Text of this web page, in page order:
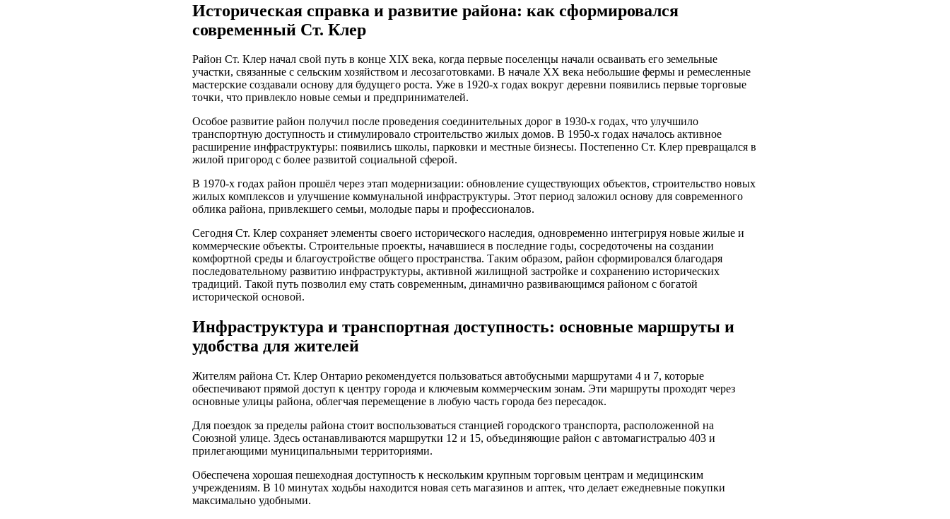
Историческая справка и развитие района: как сформировался
современный Ст. Клер
Район Ст. Клер начал свой путь в конце XIX века, когда первые поселенцы начали осваивать его земельные
участки, связанные с сельским хозяйством и лесозаготовками. В начале XX века небольшие фермы и ремесленные
мастерские создавали основу для будущего роста. Уже в 1920-х годах вокруг деревни появились первые торговые
точки, что привлекло новые семьи и предпринимателей.
Особое развитие район получил после проведения соединительных дорог в 1930-х годах, что улучшило
транспортную доступность и стимулировало строительство жилых домов. В 1950-х годах началось активное
расширение инфраструктуры: появились школы, парковки и местные бизнесы. Постепенно Ст. Клер превращался в
жилой пригород с более развитой социальной сферой.
В 1970-х годах район прошёл через этап модернизации: обновление существующих объектов, строительство новых
жилых комплексов и улучшение коммунальной инфраструктуры. Этот период заложил основу для современного
облика района, привлекшего семьи, молодые пары и профессионалов.
Сегодня Ст. Клер сохраняет элементы своего исторического наследия, одновременно интегрируя новые жилые и
коммерческие объекты. Строительные проекты, начавшиеся в последние годы, сосредоточены на создании
комфортной среды и благоустройстве общего пространства. Таким образом, район сформировался благодаря
последовательному развитию инфраструктуры, активной жилищной застройке и сохранению исторических
традиций. Такой путь позволил ему стать современным, динамично развивающимся районом с богатой
исторической основой.
Инфраструктура и транспортная доступность: основные маршруты и
удобства для жителей
Жителям района Ст. Клер Онтарио рекомендуется пользоваться автобусными маршрутами 4 и 7, которые
обеспечивают прямой доступ к центру города и ключевым коммерческим зонам. Эти маршруты проходят через
основные улицы района, облегчая перемещение в любую часть города без пересадок.
Для поездок за пределы района стоит воспользоваться станцией городского транспорта, расположенной на
Союзной улице. Здесь останавливаются маршрутки 12 и 15, объединяющие район с автомагистралью 403 и
прилегающими муниципальными территориями.
Обеспечена хорошая пешеходная доступность к нескольким крупным торговым центрам и медицинским
учреждениям. В 10 минутах ходьбы находится новая сеть магазинов и аптек, что делает ежедневные покупки
максимально удобными.